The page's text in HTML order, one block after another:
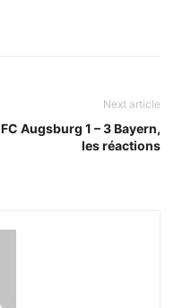
Next article
FC Augsburg 1 – 3 Bayern,
les réactions